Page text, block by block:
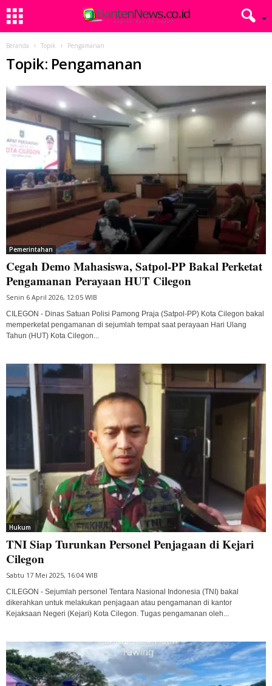
Beranda Topik Pengamanan
Topik: Pengamanan
Pemerintahan
Cegah Demo Mahasiswa, Satpol-PP Bakal Perketat
Pengamanan Perayaan HUT Cilegon
Senin 6 April 2026, 12:05 WIB
CILEGON - Dinas Satuan Polisi Pamong Praja (Satpol-PP) Kota Cilegon bakal
memperketat pengamanan di sejumlah tempat saat perayaan Hari Ulang
Tahun (HUT) Kota Cilegon...
Hukum
TNI Siap Turunkan Personel Penjagaan di Kejari
Cilegon
Sabtu 17 Mei 2025, 16:04 WIB
CILEGON - Sejumlah personel Tentara Nasional Indonesia (TNI) bakal
dikerahkan untuk melakukan penjagaan atau pengamanan di kantor
Kejaksaan Negeri (Kejari) Kota Cilegon. Tugas pengamanan oleh...